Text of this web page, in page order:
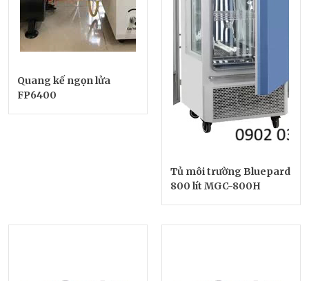
Quang kế ngọn lửa
FP6400
Tủ môi trường Bluepard
800 lít MGC-800H